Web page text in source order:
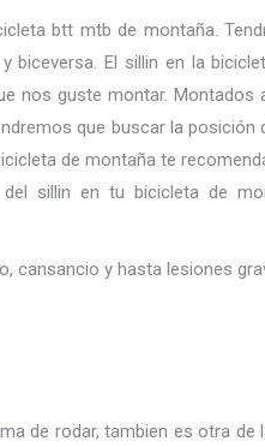
btt mtb de montaña.
biceversa. El sillin en la
nos guste montar. Montados
que buscar la posición
de montaña te
sillin en tu bicicleta de
cansancio y hasta lesiones
de rodar, tambien es otra de